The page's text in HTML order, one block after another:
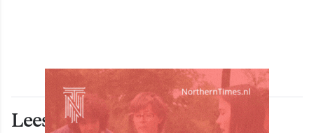
Lees ook deze artikelen